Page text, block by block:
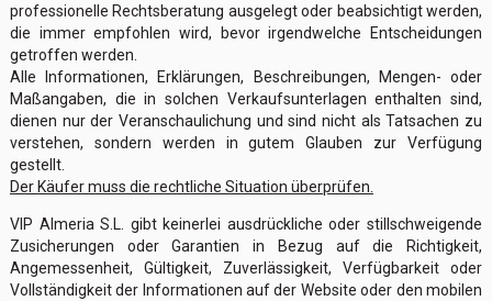
professionelle Rechtsberatung ausgelegt oder beabsichtigt werden,
die immer empfohlen wird, bevor irgendwelche Entscheidungen
getroffen werden.
Alle Informationen, Erklärungen, Beschreibungen, Mengen- oder
Maßangaben, die in solchen Verkaufsunterlagen enthalten sind,
dienen nur der Veranschaulichung und sind nicht als Tatsachen zu
verstehen, sondern werden in gutem Glauben zur Verfügung
gestellt.
Der Käufer muss die rechtliche Situation überprüfen.
VIP Almeria S.L. gibt keinerlei ausdrückliche oder stillschweigende
Zusicherungen oder Garantien in Bezug auf die Richtigkeit,
Angemessenheit, Gültigkeit, Zuverlässigkeit, Verfügbarkeit oder
Vollständigkeit der Informationen auf der Website oder den mobilen